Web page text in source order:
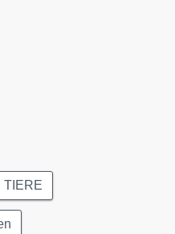
TIERE